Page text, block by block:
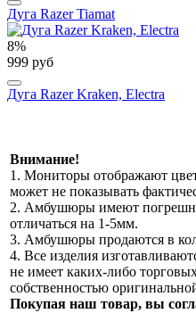
Дуга Razer Tiamat
8%
999 руб
Дуга Razer Kraken, Electra
Внимание!
1. Мониторы отображают
может не показывать
2. Амбушюры имеют
отличаться на 1-5мм.
3. Амбушюры продаются в
4. Все изделия
не имеет каких-либо
собственностью
Покупая наш товар, вы